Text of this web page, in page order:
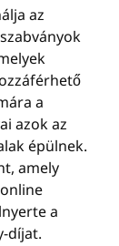
az
a
azok az
épülnek.
amely
a
díjat.